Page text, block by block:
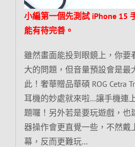
小編第一個先測試 iPhone 15
能有待完善。
雖然畫面能投到眼鏡上，你要
大的問題，但音量預設會是最
此！奢華贈品華碩 ROG Cetra
耳機的妙處就來啦…讓手機連
題囉！另外若是要玩遊戲，也
器操作會更直覺一些，不然戴
幕，反而更難玩…